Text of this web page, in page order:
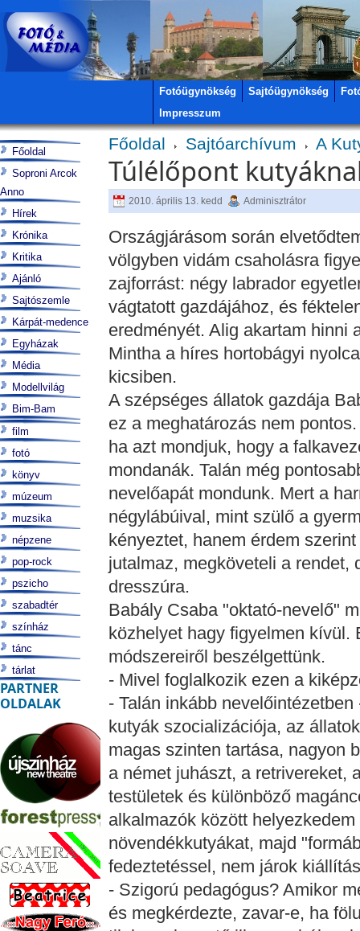
Fotóügynökség Sajtóügynökség
Impresszum
Főoldal Sajtóarchívum A
Túlélőpont
2010. április 13. kedd Adminisztrátor
Országjárásom során
völgyben vidám csaholásra
zajforrást: négy labrador
vágtatott gazdájához, és
eredményét. Alig akartam hinni
Mintha a híres hortobágyi
kicsiben.
A szépséges állatok gazdája
ez a meghatározás nem
ha azt mondjuk, hogy a
mondanák. Talán még
nevelőapát mondunk. Mert a
négylábúival, mint szülő a
kényeztet, hanem érdem
jutalmaz, megköveteli a rendet,
dresszúra.
Babály Csaba "oktató-nevelő"
közhelyet hagy figyelmen kívül.
módszereiről beszélgettünk.
- Mivel foglalkozik ezen a
- Talán inkább
kutyák szocializációja, az
magas szinten tartása, nagyon
a német juhászt, a retrivereket,
testületek és különböző
alkalmazók között
növendékkutyákat, majd
fedeztetéssel, nem járok
- Szigorú pedagógus? Amikor
és megkérdezte, zavar-e, ha
Főoldal
Soproni Arcok
Anno
Hírek
Krónika
Kritika
Ajánló
Sajtószemle
Kárpát-medence
Egyházak
Média
Modellvilág
Bim-Bam
film
fotó
könyv
múzeum
muzsika
népzene
pop-rock
pszicho
szabadtér
színház
tánc
tárlat
PARTNER
OLDALAK